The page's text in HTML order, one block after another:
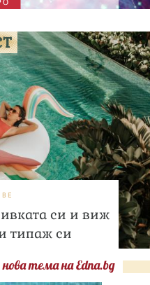
си и виж
типаж си
тема на Edna.bg